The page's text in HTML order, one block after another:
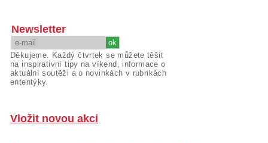
Newsletter
Děkujeme. Každý čtvrtek se můžete těšit
na inspirativní tipy na víkend, informace o
aktuální soutěži a o novinkách v rubrikách
ententýky.
Vložit novou akci